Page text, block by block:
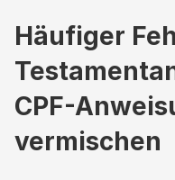
Häufiger
CPF-
vermischen